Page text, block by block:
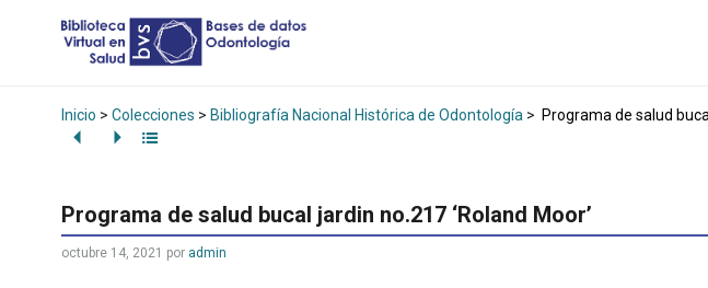
Inicio > Colecciones > Bibliografía Nacional Histórica de Odontología > Programa de salud
Programa de salud bucal jardin no.217 ‘Roland Moor’
octubre 14, 2021 por admin